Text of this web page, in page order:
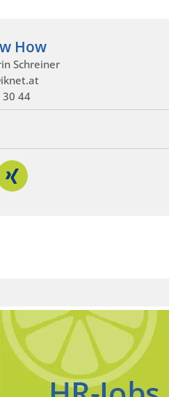
How
Schreiner
44